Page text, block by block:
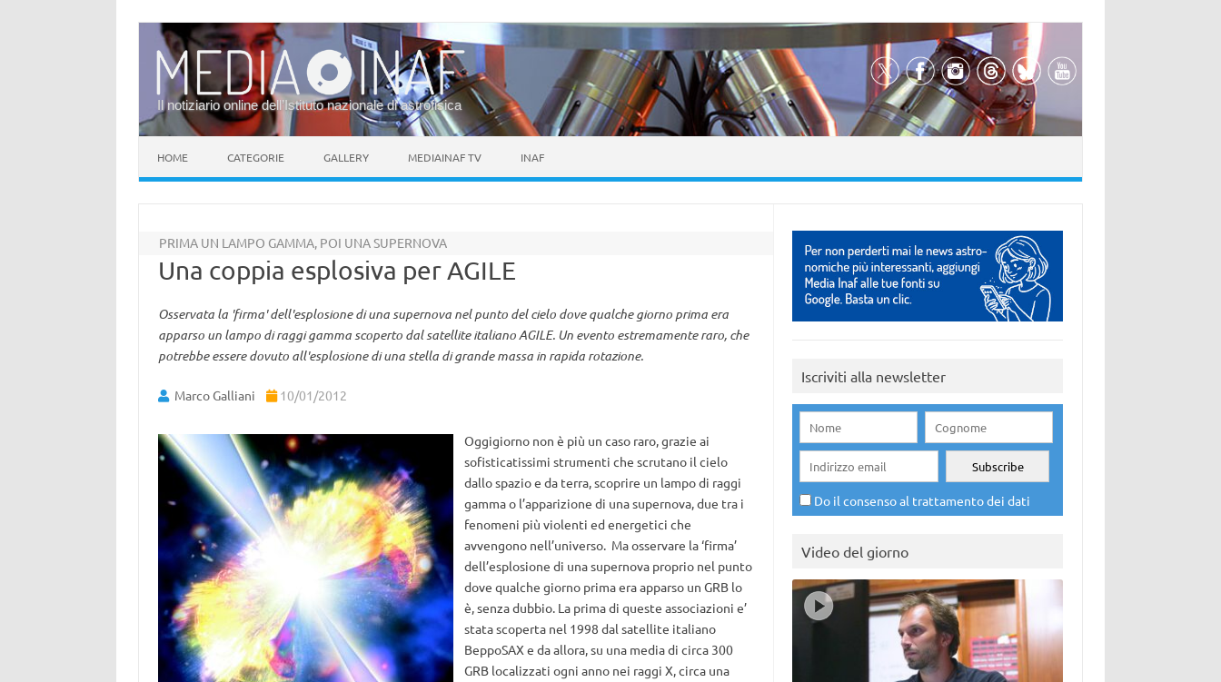
Il notiziario online dell’Istituto nazionale di astrofisica
HOME CATEGORIE GALLERY MEDIAINAF TV INAF
PRIMA UN LAMPO GAMMA, POI UNA SUPERNOVA
Una coppia esplosiva per AGILE
Osservata la 'firma' dell'esplosione di una supernova nel punto del cielo dove qualche giorno prima era
apparso un lampo di raggi gamma scoperto dal satellite italiano AGILE. Un evento estremamente raro, che
potrebbe essere dovuto all'esplosione di una stella di grande massa in rapida rotazione.
Marco Galliani 10/01/2012
Oggigiorno non è più un caso raro, grazie ai
sofisticatissimi strumenti che scrutano il cielo
dallo spazio e da terra, scoprire un lampo di raggi
gamma o l’apparizione di una supernova, due tra i
fenomeni più violenti ed energetici che
avvengono nell’universo. Ma osservare la ‘firma’
dell’esplosione di una supernova proprio nel punto
dove qualche giorno prima era apparso un GRB lo
è, senza dubbio. La prima di queste associazioni e’
stata scoperta nel 1998 dal satellite italiano
BeppoSAX e da allora, su una media di circa 300
GRB localizzati ogni anno nei raggi X, circa una
Iscriviti alla newsletter
Do il consenso al trattamento dei dati
Video del giorno